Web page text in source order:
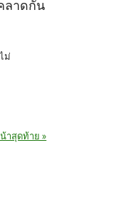
ลาดกัน
ม่
าสุดท้าย »